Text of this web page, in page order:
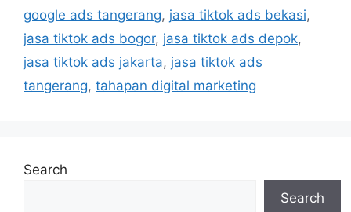
google ads tangerang, jasa tiktok ads bekasi,
jasa tiktok ads bogor, jasa tiktok ads depok,
jasa tiktok ads jakarta, jasa tiktok ads
tangerang, tahapan digital marketing
Search
Search